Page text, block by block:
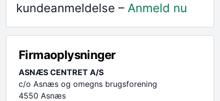
kundeanmeldelse – Anmeld nu
Firmaoplysninger
ASNÆS CENTRET A/S
c/o Asnæs og omegns brugsforening
4550 Asnæs